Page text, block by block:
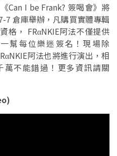
Can I be Frank? 簽喝會》將
7 倉庫舉辦，凡購買實體專輯
格， FRαNKIE阿法不僅提供
幫每位樂迷簽名！現場除
阿法也將進行演出，相
萬不能錯過！更多資訊請關